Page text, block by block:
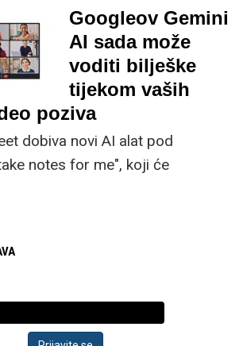
VIDI donosimo vam
pregled najvažnijih
događanja u svijetu
tehnologije i
najzanimljivijih tema
počevši od davne
1994. godine pa sve do
Googleov Gemini
AI sada može
voditi bilješke
tijekom vaših
poziva
dobiva novi AI alat pod
notes for me", koji će
bilježenje ključnih točaka
dokumentu koji će se
Driveu vlasnika sastanka.